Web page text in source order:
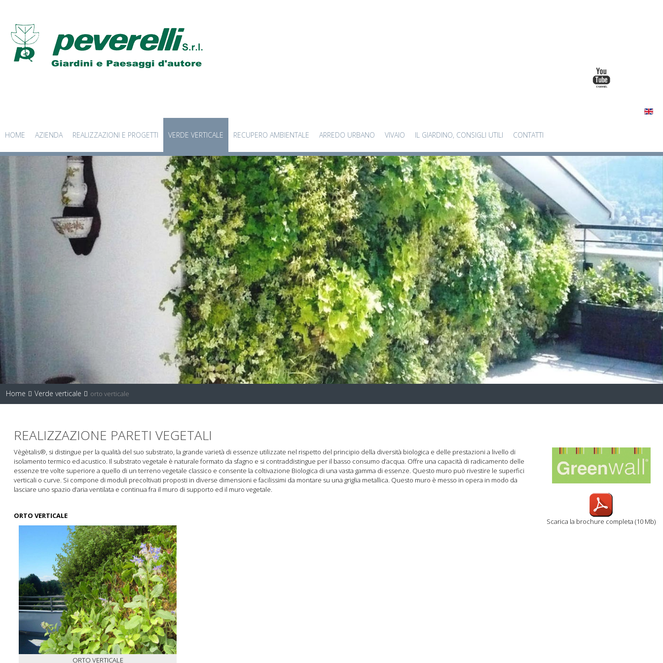
HOME AZIENDA REALIZZAZIONI E PROGETTI VERDE VERTICALE RECUPERO AMBIENTALE ARREDO URBANO VIVAIO IL GIARDINO, CONSIGLI UTILI CONTATTI
Home Verde verticale orto verticale
REALIZZAZIONE PARETI VEGETALI
Scarica la brochure completa (10 Mb)
Vègètalis®, si distingue per la qualità del suo substrato, la grande varietà di essenze utilizzate nel rispetto del principio della diversità biologica e delle prestazioni a livello di
isolamento termico ed acustico. Il substrato vegetale è naturale formato da sfagno e si contraddistingue per il basso consumo d’acqua. Offre una capacità di radicamento delle
essenze tre volte superiore a quello di un terreno vegetale classico e consente la coltivazione Biologica di una vasta gamma di essenze. Questo muro può rivestire le superfici
verticali o curve. Si compone di moduli precoltivati proposti in diverse dimensioni e facilissimi da montare su una griglia metallica. Questo muro è messo in opera in modo da
lasciare uno spazio d’aria ventilata e continua fra il muro di supporto ed il muro vegetale.
ORTO VERTICALE
ORTO VERTICALE